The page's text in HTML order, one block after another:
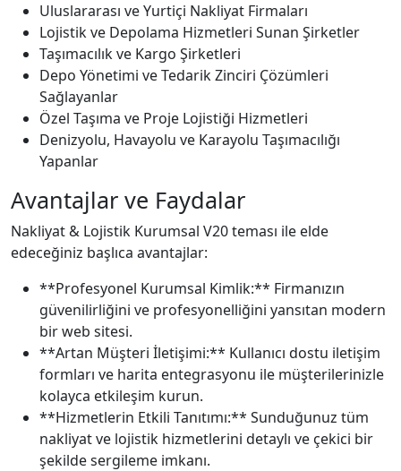
Uluslararası ve Yurtiçi Nakliyat Firmaları
Lojistik ve Depolama Hizmetleri Sunan Şirketler
Taşımacılık ve Kargo Şirketleri
Depo Yönetimi ve Tedarik Zinciri Çözümleri
Sağlayanlar
Özel Taşıma ve Proje Lojistiği Hizmetleri
Denizyolu, Havayolu ve Karayolu Taşımacılığı
Yapanlar
Avantajlar ve Faydalar
Nakliyat & Lojistik Kurumsal V20 teması ile elde
edeceğiniz başlıca avantajlar:
**Profesyonel Kurumsal Kimlik:** Firmanızın
güvenilirliğini ve profesyonelliğini yansıtan modern
bir web sitesi.
**Artan Müşteri İletişimi:** Kullanıcı dostu iletişim
formları ve harita entegrasyonu ile müşterilerinizle
kolayca etkileşim kurun.
**Hizmetlerin Etkili Tanıtımı:** Sunduğunuz tüm
nakliyat ve lojistik hizmetlerini detaylı ve çekici bir
şekilde sergileme imkanı.